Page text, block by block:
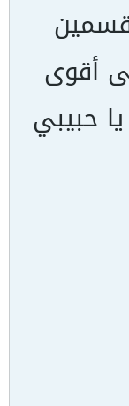
أقوى
حبيبي